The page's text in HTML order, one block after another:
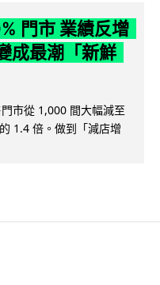
門市 業績反增
成最潮「新鮮
市從 1,000 間大幅減至
1.4 倍。做到「減店增